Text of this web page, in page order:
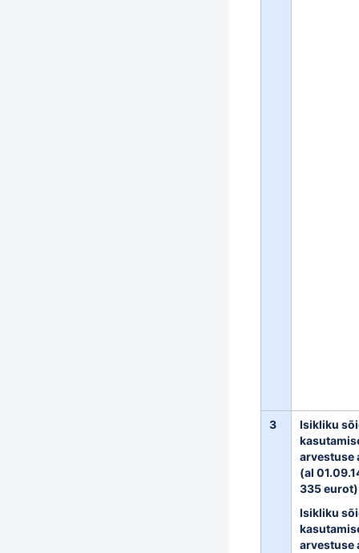
3
Isikliku
arvestuse
(al
335 eurot)
Isikliku
arvestuse